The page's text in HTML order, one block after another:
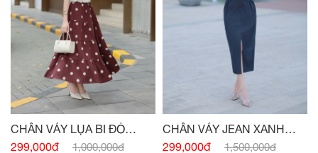
CHÂN VÁY LỤA BI ĐỎ
BURGUNDY CHUN EO
299,000đ 1,000,000đ
CHÂN VÁY JEAN XANH
NAVY XẾP LY
299,000đ 1,500,000đ